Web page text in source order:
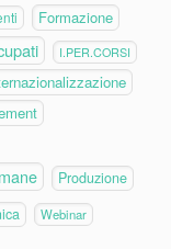
Formazione
I.PER.CORSI
Produzione
Webinar